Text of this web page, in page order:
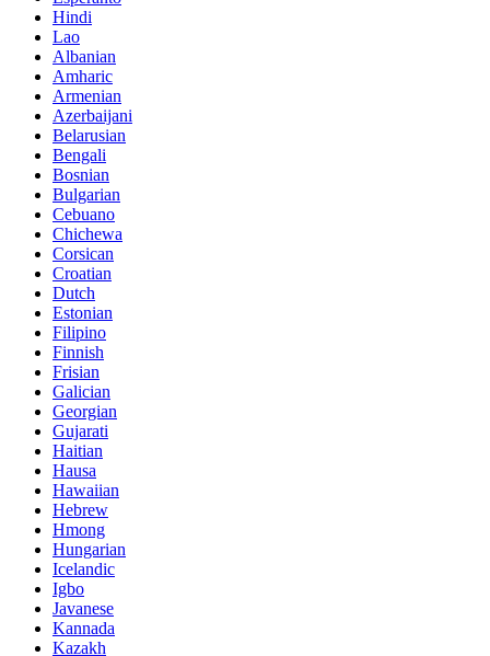
Hindi
Lao
Albanian
Amharic
Armenian
Azerbaijani
Belarusian
Bengali
Bosnian
Bulgarian
Cebuano
Chichewa
Corsican
Croatian
Dutch
Estonian
Filipino
Finnish
Frisian
Galician
Georgian
Gujarati
Haitian
Hausa
Hawaiian
Hebrew
Hmong
Hungarian
Icelandic
Igbo
Javanese
Kannada
Kazakh